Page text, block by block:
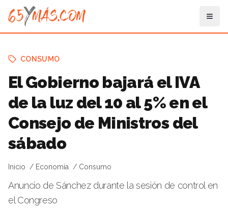
CONSUMO
El Gobierno bajará el IVA
de la luz del 10 al 5% en el
Consejo de Ministros del
sábado
Inicio Economía Consumo
Anuncio de Sánchez durante la sesión de control en
el Congreso